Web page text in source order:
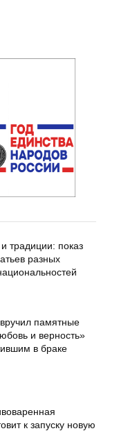
традиции: показ
разных
памятные
и верность»
в браке
к запуску новую